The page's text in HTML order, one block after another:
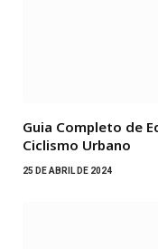
Guia Completo de
Ciclismo Urbano
25 DE ABRIL DE 2024